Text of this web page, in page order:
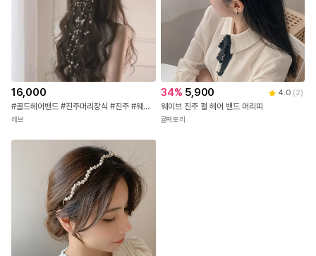
16,000
#골드헤어밴드 #진주머리장식 #진주 #웨딩소품 #결혼식 #소품 #액세서리 #실버
레브
34% 5,900 4.0 (2)
웨이브 진주 펄 헤어 밴드 머리띠
귤팩토리